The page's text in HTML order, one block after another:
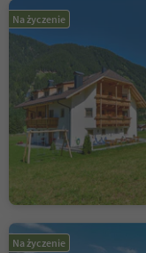
Na życzenie
Na życzenie